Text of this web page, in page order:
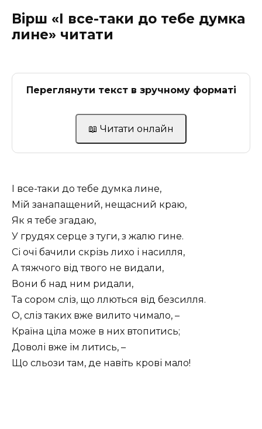
Вірш «І все-таки до тебе думка
лине» читати
Переглянути текст в зручному форматі
📖 Читати онлайн
І все-таки до тебе думка лине,
Мій занапащений, нещасний краю,
Як я тебе згадаю,
У грудях серце з туги, з жалю гине.
Сі очі бачили скрізь лихо і насилля,
А тяжчого від твого не видали,
Вони б над ним ридали,
Та сором сліз, що ллються від безсилля.
О, сліз таких вже вилито чимало, –
Країна ціла може в них втопитись;
Доволі вже їм литись, –
Що сльози там, де навіть крові мало!